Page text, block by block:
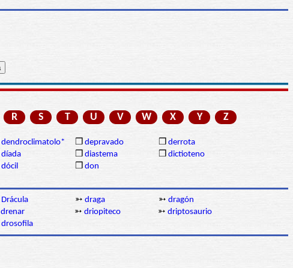
R S T U V W X Y Z
dendroclimatolo* ❒ depravado ❒ derrota
díada ❒ diastema ❒ dictioteno
dócil ❒ don
Drácula ➳ draga ➳ dragón
drenar ➳ driopiteco ➳ driptosaurio
drosofila